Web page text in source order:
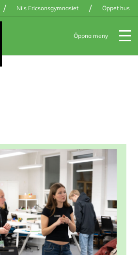
/ Nils Ericsonsgymnasiet / Öppet hus
Öppna meny